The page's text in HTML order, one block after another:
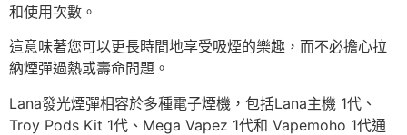
和使用次數。
這意味著您可以更長時間地享受吸煙的樂趣，而不必擔心拉
納煙彈過熱或壽命問題。
Lana發光煙彈相容於多種電子煙機，包括Lana主機 1代、
Troy Pods Kit 1代、Mega Vapez 1代和 Vapemoho 1代通